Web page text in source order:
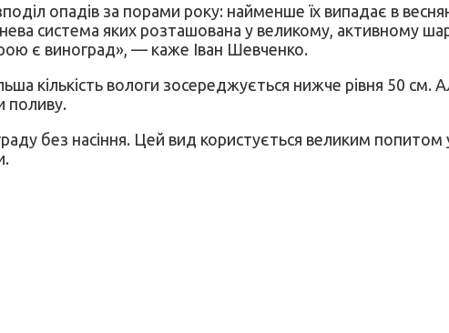
опадів за порами року: найменше їх випадає в
система яких розташована у великому, активному
є виноград», — каже Іван Шевченко.
кількість вологи зосереджується нижче рівня 50 см.
поливу.
без насіння. Цей вид користується великим попитом